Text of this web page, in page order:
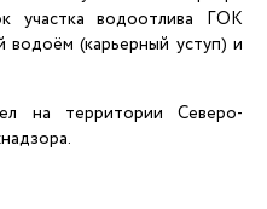
участка водоотлива ГОК
водоём (карьерный уступ) и
на территории Северо-